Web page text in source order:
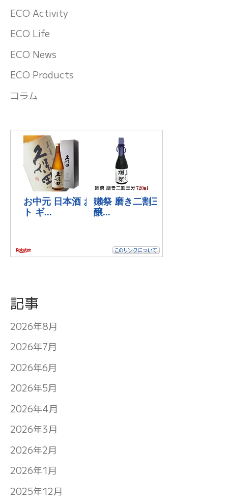
ECO Activity
ECO Life
ECO News
ECO Products
コラム
記事
2026年8月
2026年7月
2026年6月
2026年5月
2026年4月
2026年3月
2026年2月
2026年1月
2025年12月